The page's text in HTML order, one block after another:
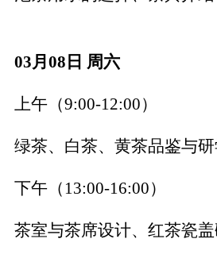
03月08日 周六
上午（9:00-12:00）
绿茶、白茶、黄茶品鉴与
下午（ 13:00-16:00）
茶室与茶席设计、红茶瓷